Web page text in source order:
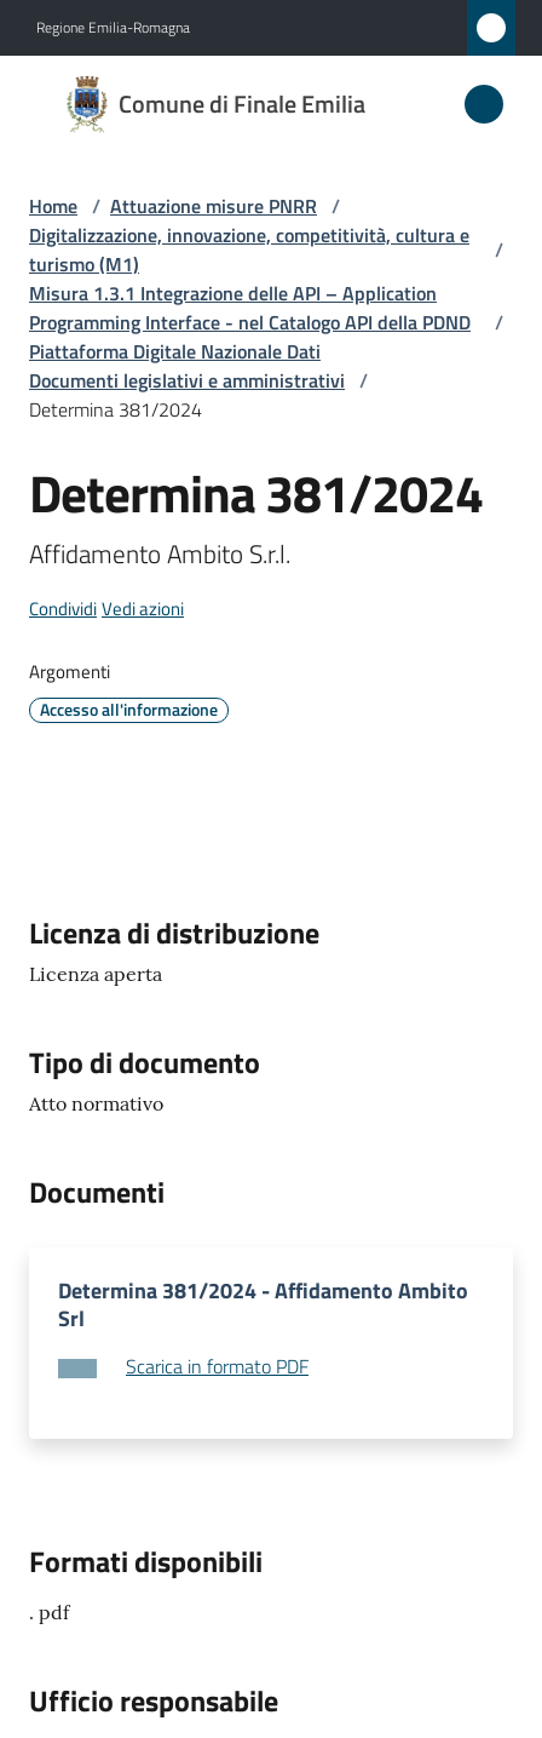
Regione Emilia-Romagna
Comune di Finale Emilia
Comune
di
Emilia
Amministrazione
Novità
Vivere
Comune
Prenotazione
r
t
e
t
e
Sportello
Tutti
argomenti...
Home / Attuazione misure PNRR /
Digitalizzazione, innovazione, competitività, cultura e
turismo (M1)
/
Misura 1.3.1 Integrazione delle API – Application
Programming Interface - nel Catalogo API della PDND
Piattaforma Digitale Nazionale Dati
/
Documenti legislativi e amministrativi /
Determina 381/2024
Salta al contenuto
Determina 381/2024
Affidamento Ambito S.r.l.
CondividiVedi azioni
Argomenti
Accesso all'informazione
Descrizione
Licenza di distribuzione
Licenza aperta
Tipo di documento
Atto normativo
Documenti
Determina 381/2024 - Affidamento Ambito
Srl
Scarica in formato PDF
Formati disponibili
. pdf
Ufficio responsabile